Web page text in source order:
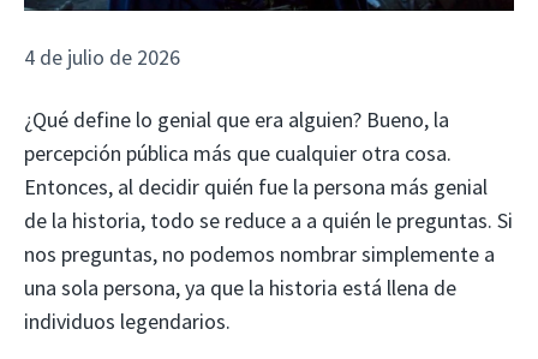
4 de julio de 2026
¿Qué define lo genial que era alguien? Bueno, la
percepción pública más que cualquier otra cosa.
Entonces, al decidir quién fue la persona más genial
de la historia, todo se reduce a a quién le preguntas. Si
nos preguntas, no podemos nombrar simplemente a
una sola persona, ya que la historia está llena de
individuos legendarios.